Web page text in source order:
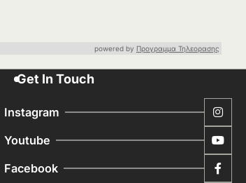
powered by Προγραμμα Τηλεορασης
Get In Touch
Instagram
Youtube
Facebook